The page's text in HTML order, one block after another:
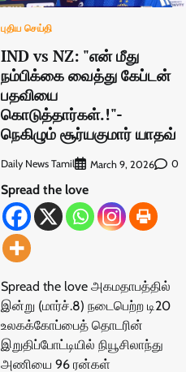
புதிய செய்தி
IND vs NZ: "என் மீது
நம்பிக்கை வைத்து கேப்டன்
பதவியை
கொடுத்தார்கள்.!"-
நெகிழும் சூர்யகுமார் யாதவ்
Daily News Tamil March 9, 2026 0
Spread the love
Spread the love அகமதாபத்தில்
இன்று (மார்ச்.8) நடைபெற்ற டி20
உலகக்கோப்பைத் தொடரின்
இறுதிப்போட்டியில் நியூசிலாந்து
அணியை 96 ரன்கள்